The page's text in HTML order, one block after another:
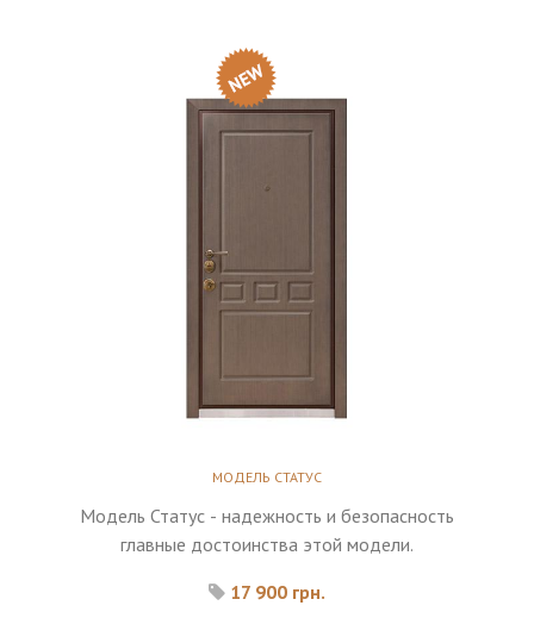
МОДЕЛЬ СТАТУС
Модель Статус - надежность и безопасность
главные достоинства этой модели.
17 900 грн.